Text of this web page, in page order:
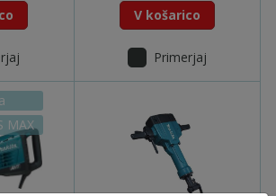
V košarico
Primerjaj
MAX